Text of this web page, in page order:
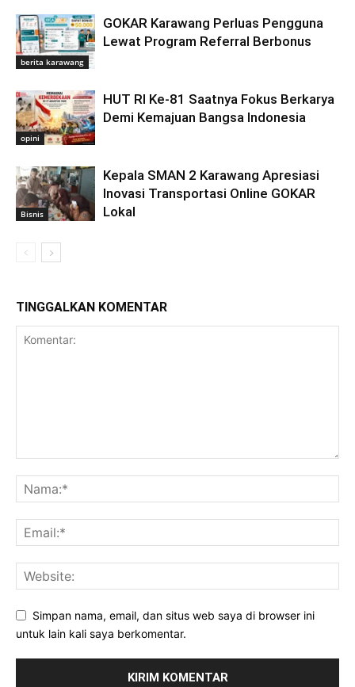
berita karawang
GOKAR Karawang Perluas Pengguna
Lewat Program Referral Berbonus
opini
HUT RI Ke-81 Saatnya Fokus Berkarya
Demi Kemajuan Bangsa Indonesia
Bisnis
Kepala SMAN 2 Karawang Apresiasi
Inovasi Transportasi Online GOKAR
Lokal
TINGGALKAN KOMENTAR
Simpan nama, email, dan situs web saya di browser ini
untuk lain kali saya berkomentar.